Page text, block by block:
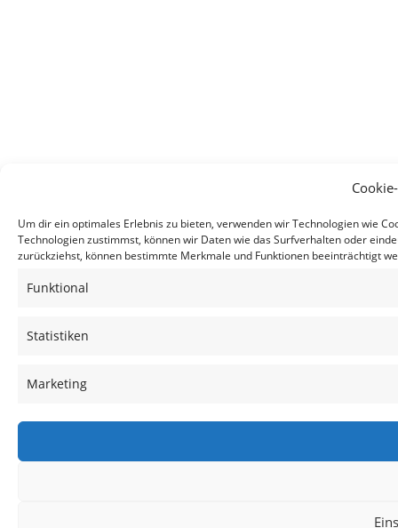
Um dir ein optimales Erlebnis zu bieten, verwenden wir Technologien wie
Technologien zustimmst, können wir Daten wie das Surfverhalten oder
zurückziehst, können bestimmte Merkmale und Funktionen beeinträchtigt
Funktional
Statistiken
Marketing